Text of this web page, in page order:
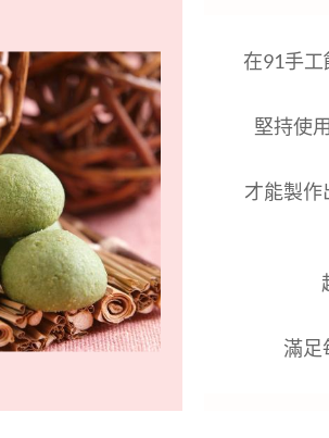
Reading
在91手
堅持使
才能製作
滿足